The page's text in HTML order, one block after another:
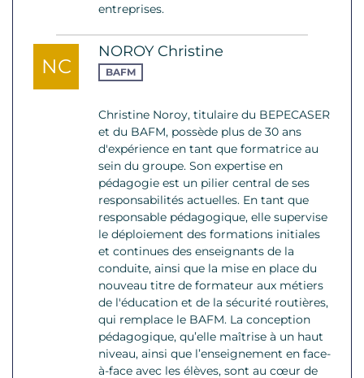
entreprises.
NC
NOROY Christine
BAFM
Christine Noroy, titulaire du BEPECASER
et du BAFM, possède plus de 30 ans
d'expérience en tant que formatrice au
sein du groupe. Son expertise en
pédagogie est un pilier central de ses
responsabilités actuelles. En tant que
responsable pédagogique, elle supervise
le déploiement des formations initiales
et continues des enseignants de la
conduite, ainsi que la mise en place du
nouveau titre de formateur aux métiers
de l'éducation et de la sécurité routières,
qui remplace le BAFM. La conception
pédagogique, qu’elle maîtrise à un haut
niveau, ainsi que l’enseignement en face-
à-face avec les élèves, sont au cœur de